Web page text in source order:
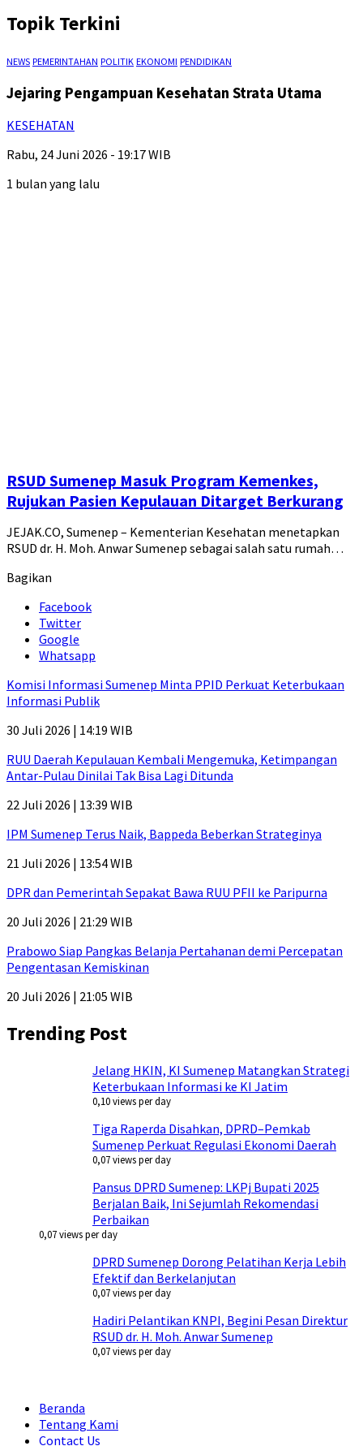
Topik Terkini
NEWS PEMERINTAHAN POLITIK EKONOMI PENDIDIKAN
Jejaring Pengampuan Kesehatan Strata Utama
KESEHATAN
Rabu, 24 Juni 2026 - 19:17 WIB
1 bulan yang lalu
RSUD Sumenep Masuk Program Kemenkes,
Rujukan Pasien Kepulauan Ditarget Berkurang
JEJAK.CO, Sumenep – Kementerian Kesehatan menetapkan
RSUD dr. H. Moh. Anwar Sumenep sebagai salah satu rumah…
Bagikan
Facebook
Twitter
Google
Whatsapp
Komisi Informasi Sumenep Minta PPID Perkuat Keterbukaan
Informasi Publik
30 Juli 2026 | 14:19 WIB
RUU Daerah Kepulauan Kembali Mengemuka, Ketimpangan
Antar-Pulau Dinilai Tak Bisa Lagi Ditunda
22 Juli 2026 | 13:39 WIB
IPM Sumenep Terus Naik, Bappeda Beberkan Strateginya
21 Juli 2026 | 13:54 WIB
DPR dan Pemerintah Sepakat Bawa RUU PFII ke Paripurna
20 Juli 2026 | 21:29 WIB
Prabowo Siap Pangkas Belanja Pertahanan demi Percepatan
Pengentasan Kemiskinan
20 Juli 2026 | 21:05 WIB
Trending Post
Jelang HKIN, KI Sumenep Matangkan Strategi
Keterbukaan Informasi ke KI Jatim
0,10 views per day
Tiga Raperda Disahkan, DPRD–Pemkab
Sumenep Perkuat Regulasi Ekonomi Daerah
0,07 views per day
Pansus DPRD Sumenep: LKPj Bupati 2025
Berjalan Baik, Ini Sejumlah Rekomendasi
Perbaikan
0,07 views per day
DPRD Sumenep Dorong Pelatihan Kerja Lebih
Efektif dan Berkelanjutan
0,07 views per day
Hadiri Pelantikan KNPI, Begini Pesan Direktur
RSUD dr. H. Moh. Anwar Sumenep
0,07 views per day
Beranda
Tentang Kami
Contact Us